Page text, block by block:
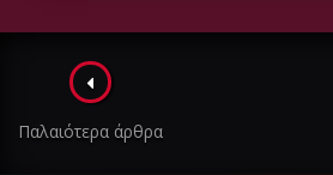
Πλοήγηση
στα
Παλαιότερα άρθρα